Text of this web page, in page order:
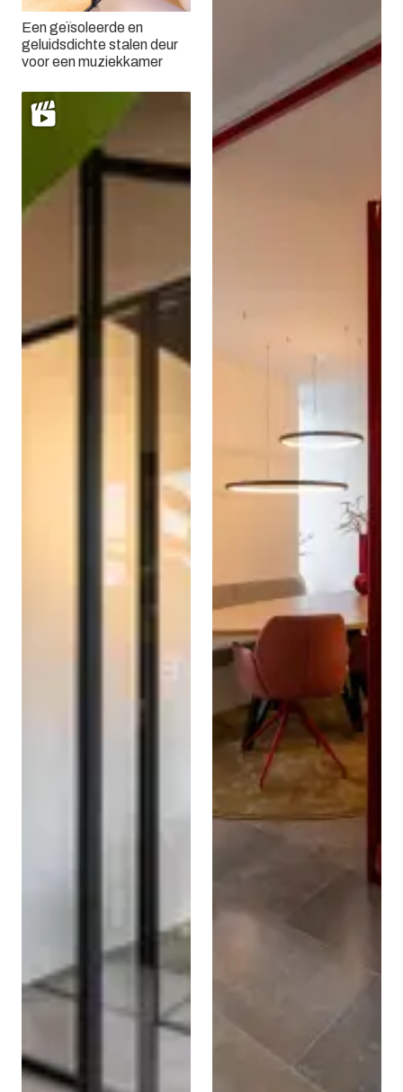
Een geïsoleerde en
geluidsdichte stalen deur
voor een muziekkamer